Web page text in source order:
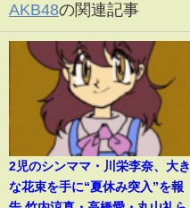
AKB48の関連記事
2児のシンママ・川栄李奈、大き
な花束を手に“夏休み突入”を報